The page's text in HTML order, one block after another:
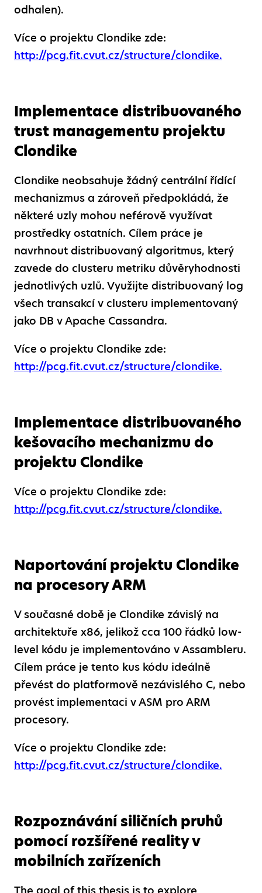
odhalen).
Více o projektu Clondike zde:
http://pcg.fit.cvut.cz/structure/clondike.
Implementace distribuovaného
trust managementu projektu
Clondike
Clondike neobsahuje žádný centrální řídící
mechanizmus a zároveň předpokládá, že
některé uzly mohou neférově využívat
prostředky ostatních. Cílem práce je
navrhnout distribuovaný algoritmus, který
zavede do clusteru metriku důvěryhodnosti
jednotlivých uzlů. Využijte distribuovaný log
všech transakcí v clusteru implementovaný
jako DB v Apache Cassandra.
Více o projektu Clondike zde:
http://pcg.fit.cvut.cz/structure/clondike.
Implementace distribuovaného
kešovacího mechanizmu do
projektu Clondike
Více o projektu Clondike zde:
http://pcg.fit.cvut.cz/structure/clondike.
Naportování projektu Clondike
na procesory ARM
V současné době je Clondike závislý na
architektuře x86, jelikož cca 100 řádků low-
level kódu je implementováno v Assambleru.
Cílem práce je tento kus kódu ideálně
převést do platformově nezávislého C, nebo
provést implementaci v ASM pro ARM
procesory.
Více o projektu Clondike zde:
http://pcg.fit.cvut.cz/structure/clondike.
Rozpoznávání siličních pruhů
pomocí rozšířené reality v
mobilních zařízeních